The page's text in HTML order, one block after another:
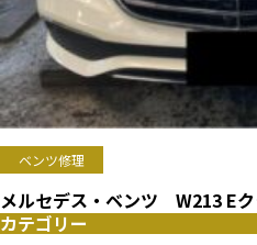
ベンツ修理
メルセデス・ベンツ W213 E
カテゴリー